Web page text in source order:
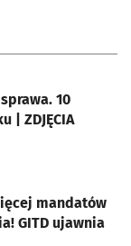
10
| ZDJĘCIA
mandatów
GITD ujawnia